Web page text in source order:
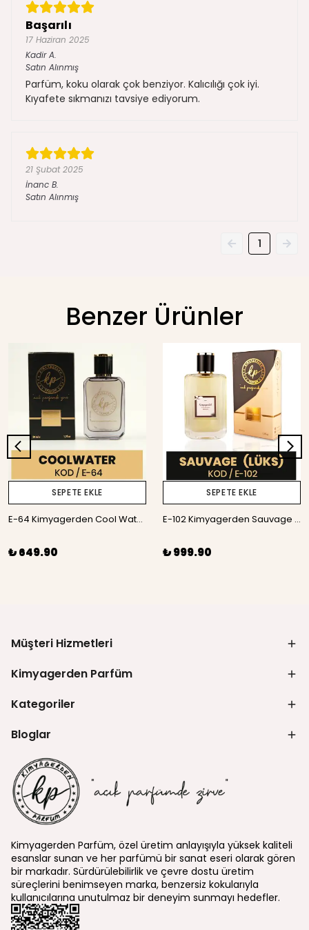
Başarılı
17 Haziran 2025
Kadir A.
Satın Alınmış
Parfüm, koku olarak çok benziyor. Kalıcılığı çok iyi.
Kıyafete sıkmanızı tavsiye ediyorum.
21 Şubat 2025
İnanc B.
Satın Alınmış
1
Benzer Ürünler
SEPETE EKLE
E-64 Kimyagerden Cool Water - 50 ml
₺ 649.90
SEPETE EKLE
E-102 Kimyagerden Sauvage Lüks - %50 Esans - 50 ml
₺ 999.90
Müşteri Hizmetleri
Kimyagerden Parfüm
Kategoriler
Bloglar
Kimyagerden Parfüm, özel üretim anlayışıyla yüksek kaliteli
esanslar sunan ve her parfümü bir sanat eseri olarak gören
bir markadır. Sürdürülebilirlik ve çevre dostu üretim
süreçlerini benimseyen marka, benzersiz kokularıyla
kullanıcılarına unutulmaz bir deneyim sunmayı hedefler.